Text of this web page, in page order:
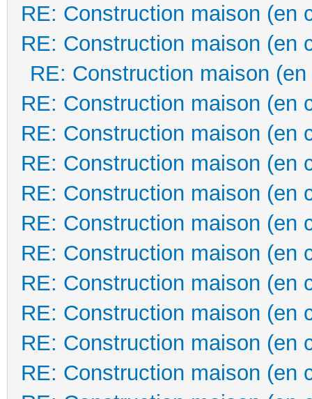
RE: Construction maison (en
RE: Construction maison (en
RE: Construction maison
RE: Construction maison (en
RE: Construction maison (en
RE: Construction maison (en
RE: Construction maison (en
RE: Construction maison (en
RE: Construction maison (en
RE: Construction maison (en
RE: Construction maison (en
RE: Construction maison (en
RE: Construction maison (en